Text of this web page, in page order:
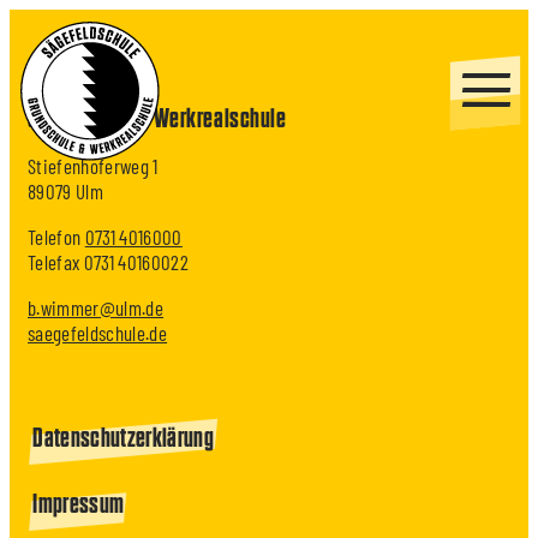
Sägefeldschule
Grundschule & Werkrealschule
Stiefenhoferweg 1
89079 Ulm
Telefon 0731 4016000
Telefax 0731 40160022
b.wimmer@ulm.de
saegefeldschule.de
Datenschutzerklärung
Impressum